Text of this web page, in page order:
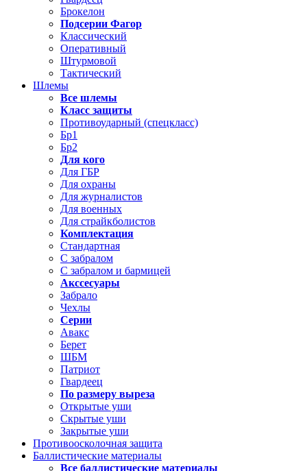
Брокелон
Подсерии Фагор
Классический
Оперативный
Штурмовой
Тактический
Шлемы
Все шлемы
Класс защиты
Противоударный (спецкласс)
Бр1
Бр2
Для кого
Для ГБР
Для охраны
Для журналистов
Для военных
Для страйкболистов
Комплектация
Стандартная
С забралом
С забралом и бармицей
Акссесуары
Забрало
Чехлы
Серии
Авакс
Берет
ШБМ
Патриот
Гвардеец
По размеру выреза
Открытые уши
Скрытые уши
Закрытые уши
Противоосколочная защита
Баллистические материалы
Все баллистические материалы